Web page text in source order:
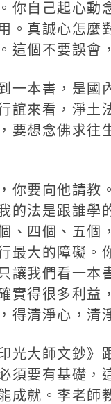
你自己起心動
。真誠心怎麼
這個不要誤會
本書，是國
誼來看，淨土
要想念佛求往
要向他請教
的法是跟誰學
、四個、五個
最大的障礙。
讓我們看一本
實得很多利益
得清淨心，清
大師文鈔》
須要有基礎，
成就。李老師